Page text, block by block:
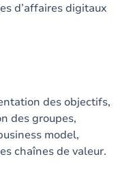
d’affaires digitaux
des objectifs,
des groupes,
model,
chaînes de valeur.